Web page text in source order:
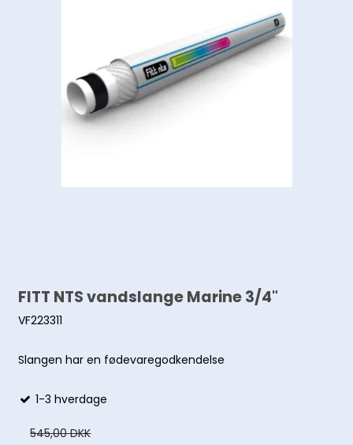
FITT NTS vandslange Marine 3/4"
VF223311
Slangen har en fødevaregodkendelse
1-3 hverdage
545,00 DKK